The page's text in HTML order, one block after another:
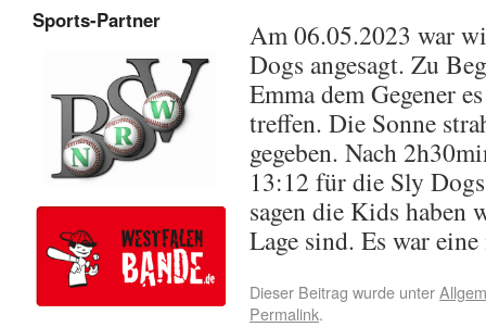
Am 06.05.2023 war
Dogs angesagt. Zu
Emma dem Gegener
treffen. Die Sonne
gegeben. Nach
13:12 für die Sly
sagen die Kids haben
Lage sind. Es war
Dieser Beitrag wurde unter
Permalink.
Sports-Partner